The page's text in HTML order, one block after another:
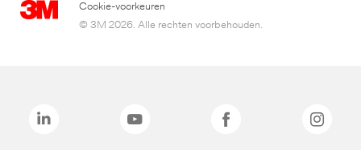
Cookie-voorkeuren
© 3M 2026. Alle rechten voorbehouden.